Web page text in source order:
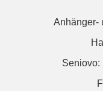
Anhänger-
Seniovo: